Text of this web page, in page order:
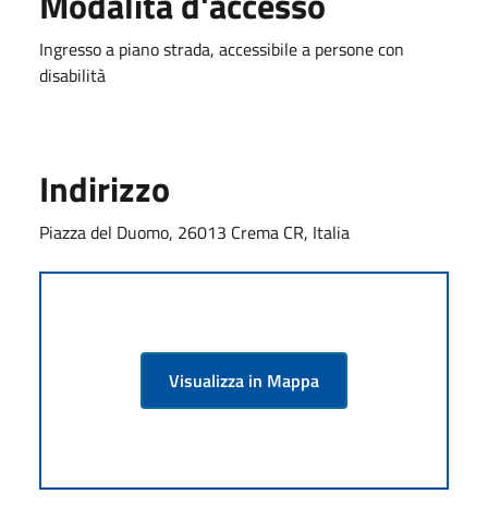
Ingresso a piano strada, accessibile a persone con
disabilità
Indirizzo
Piazza del Duomo, 26013 Crema CR, Italia
Visualizza in Mappa